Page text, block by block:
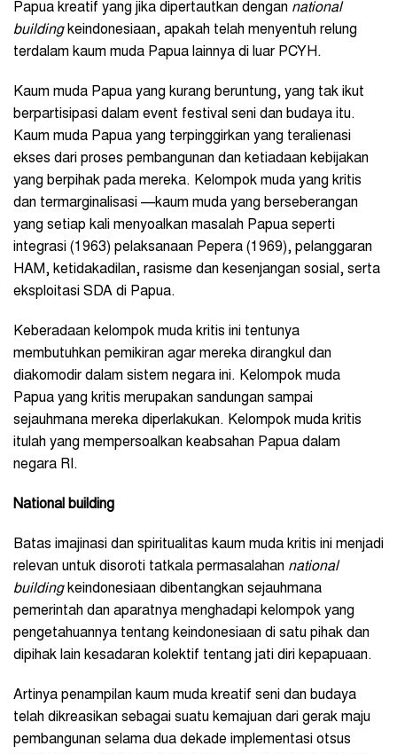
Papua kreatif yang jika dipertautkan dengan national
buildingkeindonesiaan, apakah telah menyentuh relung
terdalam kaum muda Papua lainnya di luar PCYH.
Kaum muda Papua yang kurang beruntung, yang tak ikut
berpartisipasi dalam event festival seni dan budaya itu.
Kaum muda Papua yang terpinggirkan yang teralienasi
ekses dari proses pembangunan dan ketiadaan kebijakan
yang berpihak pada mereka. Kelompok muda yang kritis
dan termarginalisasi —kaum muda yang berseberangan
yang setiap kali menyoalkan masalah Papua seperti
integrasi (1963) pelaksanaan Pepera (1969), pelanggaran
HAM, ketidakadilan, rasisme dan kesenjangan sosial, serta
eksploitasi SDA di Papua.
Keberadaan kelompok muda kritis ini tentunya
membutuhkan pemikiran agar mereka dirangkul dan
diakomodir dalam sistem negara ini. Kelompok muda
Papua yang kritis merupakan sandungan sampai
sejauhmana mereka diperlakukan. Kelompok muda kritis
itulah yang mempersoalkan keabsahan Papua dalam
negara RI.
National building
Batas imajinasi dan spiritualitas kaum muda kritis ini menjadi
relevan untuk disoroti tatkala permasalahan national
buildingkeindonesiaan dibentangkan sejauhmana
pemerintah dan aparatnya menghadapi kelompok yang
pengetahuannya tentang keindonesiaan di satu pihak dan
dipihak lain kesadaran kolektif tentang jati diri kepapuaan.
Artinya penampilan kaum muda kreatif seni dan budaya
telah dikreasikan sebagai suatu kemajuan dari gerak maju
pembangunan selama dua dekade implementasi otsus